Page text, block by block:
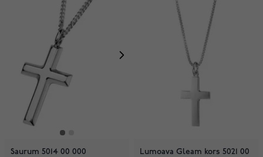
Saurum 5014 00 000
Lumoava Gleam kors 5021 00